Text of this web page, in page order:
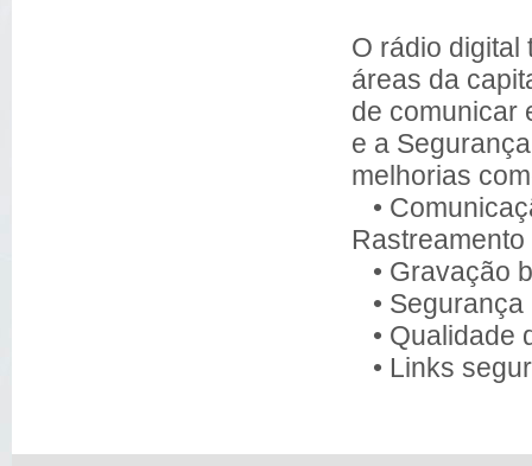
O rádio digital
áreas da
de comunicar
e a
melhorias
•
• Gravação
•
• Qualidade
• Links